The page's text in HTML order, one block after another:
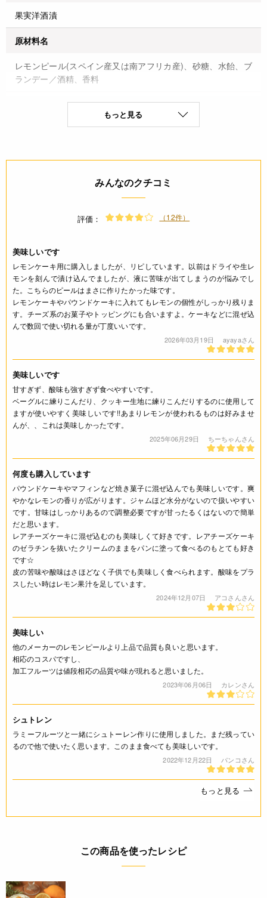
果実洋酒漬
原材料名
レモンピール(スペイン産又は南アフリカ産)、砂糖、水飴、ブ
ランデー／酒精、香料
レモンピール(スペイン産又は南アフリカ産)
※レモンピールの産地は今年度の使用計画順
賞味期限(未開封時)
※製造日を起点とした期限です。
製造日から240日
アレルギー
コンタミネーション
* 本品加工所では、小麦・卵・乳成分・そば・落花生・えび・
かに・くるみを含む食品も扱っています。(特定原材料8品目
中)
(100g当たり) エネルギー 278kcal たんぱく質 0.3g 脂質 0.0g
炭水化物 68.1g 食塩相当量 0.02g *この表示値は、目安で
す。
注意事項
◆商品の在庫・販売状況について◆
・諸事情により、予告なく販売終了になる場合がございます。
予めご了承ください。
・当サイトに掲載されている商品は、ご購入可能な状態にあっ
ても必ずしも在庫を保証するものではありません。予めご了承
ください。
詳細
◆糖度：68±2
4932503424273
もっと見る
みんなのクチコミ
評価： （12件）
美味しいです
レモンケーキ用に購入しましたが、リピしています。以前はドライや生レ
モンを刻んで漬け込んでましたが、液に苦味が出てしまうのが悩みでし
た。こちらのピールはまさに作りたかった味です。
レモンケーキやパウンドケーキに入れてもレモンの個性がしっかり残りま
す。チーズ系のお菓子やトッピングにも合いますよ。ケーキなどに混ぜ込
んで数回で使い切れる量が丁度いいです。
2026年03月19日 ayayaさん
美味しいです
甘すぎず、酸味も強すぎず食べやすいです。
ベーグルに練りこんだり、クッキー生地に練りこんだりするのに使用して
ますが使いやすく美味しいです!!あまりレモンが使われるものは好みませ
んが、、これは美味しかったです。
2025年06月29日 ちーちゃんさん
何度も購入しています
パウンドケーキやマフィンなど焼き菓子に混ぜ込んでも美味しいです。爽
やかなレモンの香りが広がります。ジャムほど水分がないので扱いやすい
です。甘味はしっかりあるので調整必要ですが甘ったるくはないので簡単
だと思います。
レアチーズケーキに混ぜ込むのも美味しくて好きです。レアチーズケーキ
のゼラチンを抜いたクリームのままをパンに塗って食べるのもとても好き
です☆
皮の苦味や酸味はさほどなく子供でも美味しく食べられます。酸味をプラ
スしたい時はレモン果汁を足しています。
2024年12月07日 アコさんさん
美味しい
他のメーカーのレモンピールより上品で品質も良いと思います。
相応のコスパですし、
加工フルーツは値段相応の品質や味が現れると思いました。
2023年06月06日 カレンさん
シュトレン
ラミーフルーツと一緒にシュトーレン作りに使用しました。まだ残ってい
るので他で使いたく思います。このまま食べても美味しいです。
2022年12月22日 パンコさん
もっと見る
この商品を使ったレシピ